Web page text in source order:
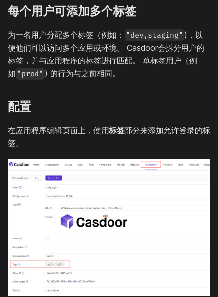
每个用户可添加多个标签
为一名用户分配多个标签（例如： "dev,staging" )，以
便他们可以访问多个应用或环境。 Casdoor会拆分用户的
标签，并与应用程序的标签进行匹配。 单标签用户（例
如 "prod" ) 的行为与之前相同。
配置
在应用程序编辑页面上，使用标签部分来添加允许登录的标
签。